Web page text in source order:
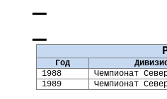
Год
1988
Чемпионат
1989 Чемпионат